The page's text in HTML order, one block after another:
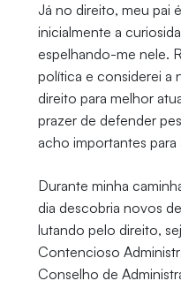
Já no direito, meu pai
inicialmente a
espelhando-me nele.
política e considerei a
direito para melhor
prazer de defender
acho importantes
Durante minha
dia descobria novos
lutando pelo direito,
Contencioso
Conselho de